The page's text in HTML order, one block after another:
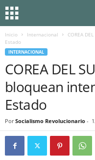
Inicio Internacional
COREA
Estado
INTERNACIONAL
COREA DEL
bloquean
Estado
Por Socialismo Revolucionario -